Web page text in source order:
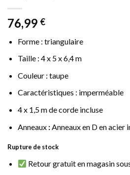
76,99 €
Forme : triangulaire
Taille : 4 x 5 x 6,4 m
Couleur : taupe
Caractéristiques : imperméable
4 x 1,5 m de corde incluse
Anneaux: Anneaux en D en acier
Rupture de stock
Retour gratuit en magasin